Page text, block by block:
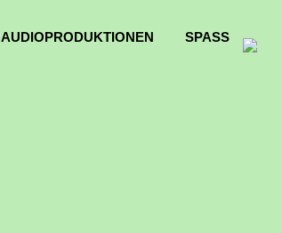
AUDIOPRODUKTIONEN SPASS